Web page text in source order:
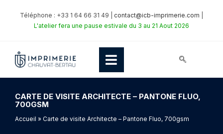
Téléphone : +33 1 64 66 31 49 | contact@icb-imprimerie.com
L'atelier fera une pause estivale du 3 au 21 Aout 2026
CARTE DE VISITE ARCHITECTE – PANTONE FLUO,
700GSM
Accueil » Carte de visite Architecte – Pantone Fluo, 700gsm